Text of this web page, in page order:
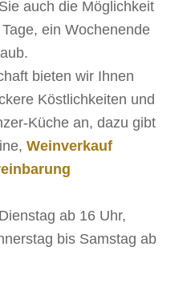
auch die Möglichkeit
ein Wochenende
bieten wir Ihnen
Köstlichkeiten und
Küche an, dazu gibt
Weinverkauf
ab 16 Uhr,
bis Samstag ab